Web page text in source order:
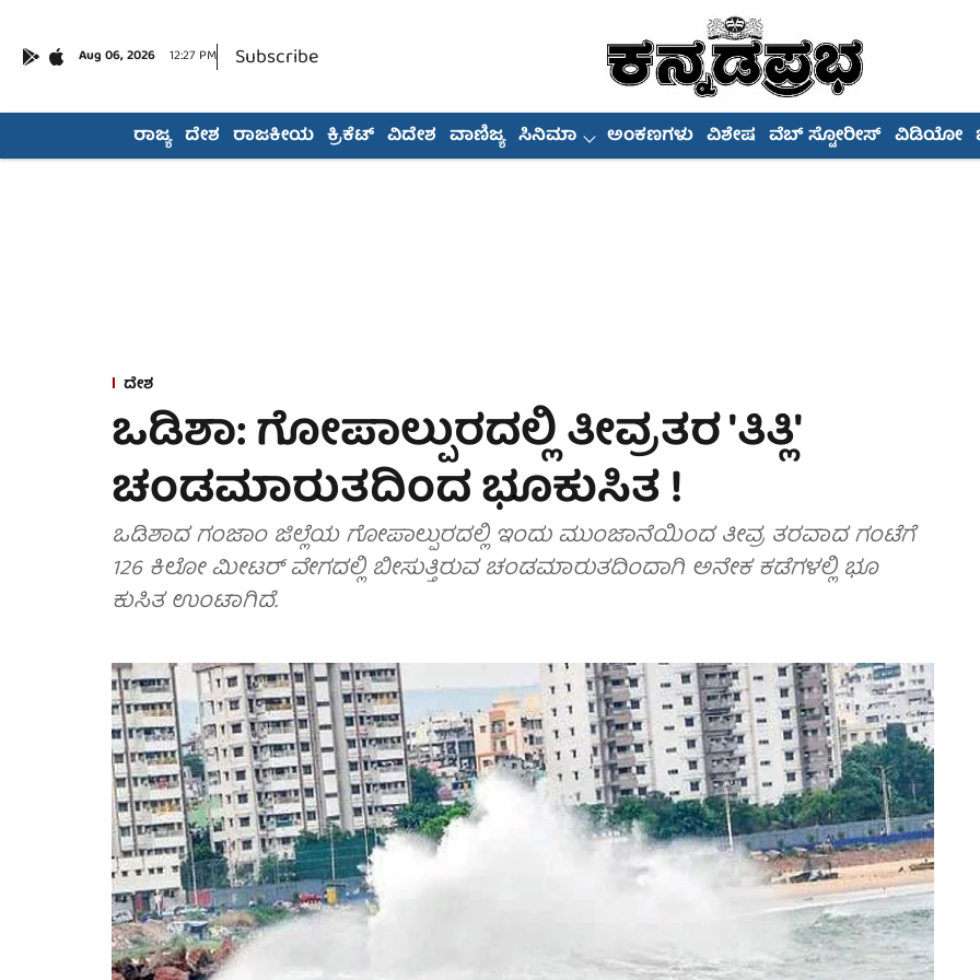
Aug 06, 2026 12:27 PM Subscribe
ರಾಜ್ಯ ದೇಶ ರಾಜಕೀಯ ಕ್ರಿಕೆಟ್ ವಿದೇಶ ವಾಣಿಜ್ಯ ಸಿನಿಮಾ ಅಂಕಣಗಳು ವಿಶೇಷ ವೆಬ್ ಸ್ಟೋರೀಸ್ ವಿಡಿಯೋ
ದೇಶ
ಒಡಿಶಾ: ಗೋಪಾಲ್ಪುರದಲ್ಲಿ ತೀವ್ರತರ 'ತಿತ್ಲಿ'
ಚಂಡಮಾರುತದಿಂದ ಭೂಕುಸಿತ !
ಒಡಿಶಾದ ಗಂಜಾಂ ಜಿಲ್ಲೆಯ ಗೋಪಾಲ್ಪುರದಲ್ಲಿ ಇಂದು ಮುಂಜಾನೆಯಿಂದ ತೀವ್ರ ತರವಾದ ಗಂಟೆಗೆ
126 ಕಿಲೋ ಮೀಟರ್ ವೇಗದಲ್ಲಿ ಬೀಸುತ್ತಿರುವ ಚಂಡಮಾರುತದಿಂದಾಗಿ ಅನೇಕ ಕಡೆಗಳಲ್ಲಿ ಭೂ
ಕುಸಿತ ಉಂಟಾಗಿದೆ.